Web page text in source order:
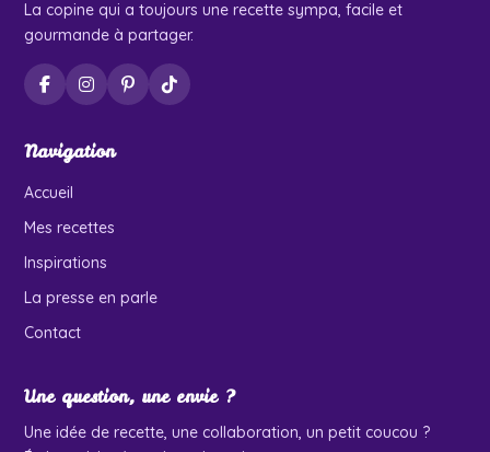
La copine qui a toujours une recette sympa, facile et
gourmande à partager.
Navigation
Accueil
Mes recettes
Inspirations
La presse en parle
Contact
Une question, une envie ?
Une idée de recette, une collaboration, un petit coucou ?